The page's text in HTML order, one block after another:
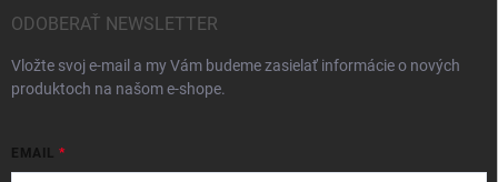
ODOBERAŤ NEWSLETTER
Vložte svoj e-mail a my Vám budeme zasielať informácie o nových
produktoch na našom e-shope.
EMAIL